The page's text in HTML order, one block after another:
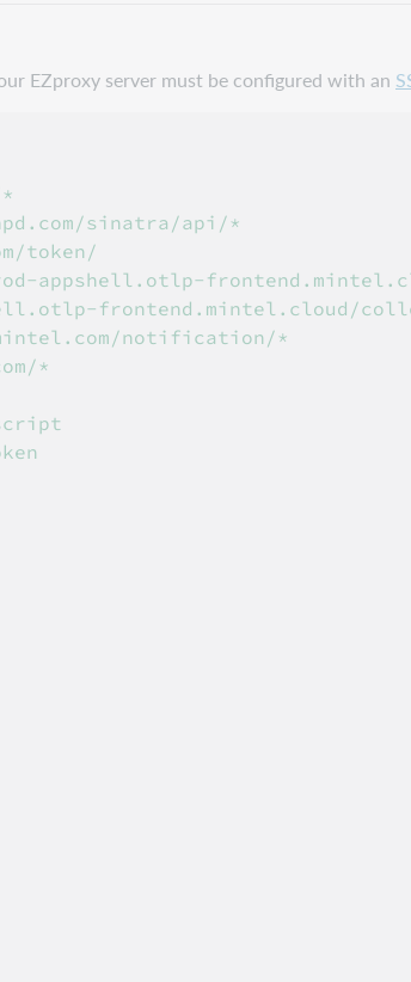
EZproxy server must be configured with an
sinatra/api/*
token/
prod-appshell.otlp-
frontend.mintel.cloud/
notification/*
*